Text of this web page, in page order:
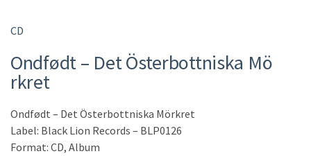
CD
Ondfødt – Det Österbottniska M​ö​
rkret
Ondfødt – Det Österbottniska M​ö​rkret
Label: Black Lion Records – BLP0126
Format: CD, Album